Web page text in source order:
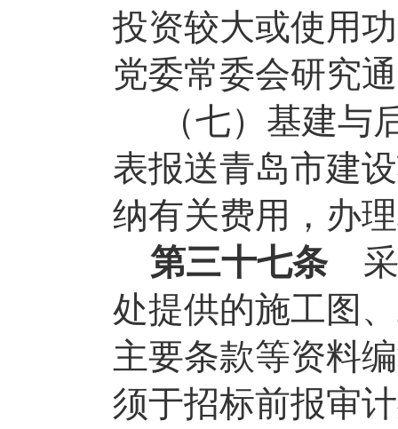
投资较大或使用
党委常委会研究
（七）基建与
表报送青岛市建
纳有关费用，办
第三十七条
处提供的施工图
主要条款等资料
须于招标前报审